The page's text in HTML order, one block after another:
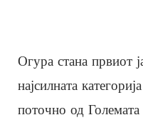
Огура стана првиот
најсилната
поточно од Големата